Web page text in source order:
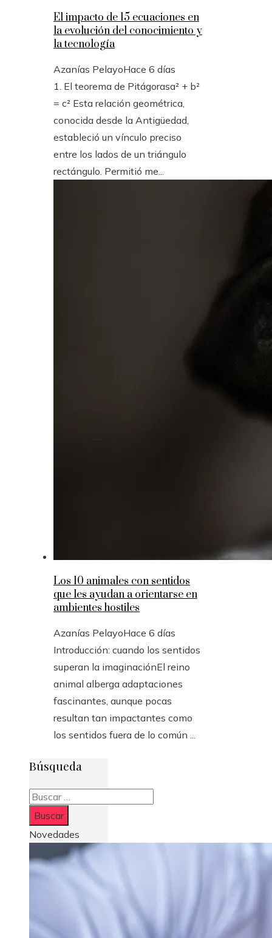
El impacto de 15 ecuaciones en
la evolución del conocimiento y
la tecnología
Azanías PelayoHace 6 días
1. El teorema de Pitágorasa² + b²
= c² Esta relación geométrica,
conocida desde la Antigüedad,
estableció un vínculo preciso
entre los lados de un triángulo
rectángulo. Permitió me...
Los 10 animales con sentidos
que les ayudan a orientarse en
ambientes hostiles
Azanías PelayoHace 6 días
Introducción: cuando los sentidos
superan la imaginaciónEl reino
animal alberga adaptaciones
fascinantes, aunque pocas
resultan tan impactantes como
los sentidos fuera de lo común ...
Búsqueda
Buscar:
Novedades